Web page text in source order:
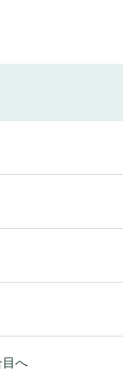
目へ